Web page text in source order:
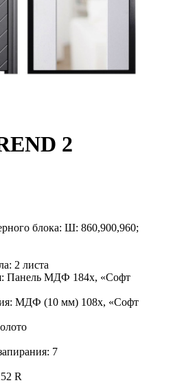
2
блока: Ш: 860,900,960;
2 листа
Панель МДФ 184х, «Софт
МДФ (10 мм) 108х, «Софт
7
R